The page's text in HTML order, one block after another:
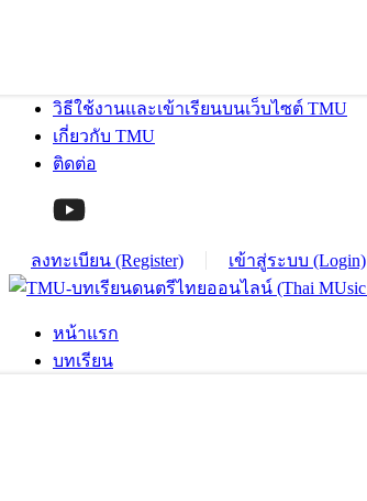
วิธีใช้งานและเข้าเรียนบนเว็บไซต์ TMU
เกี่ยวกับ TMU
ติดต่อ
ลงทะเบียน (Register) เข้าสู่ระบบ (Login)
หน้าแรก
บทเรียน